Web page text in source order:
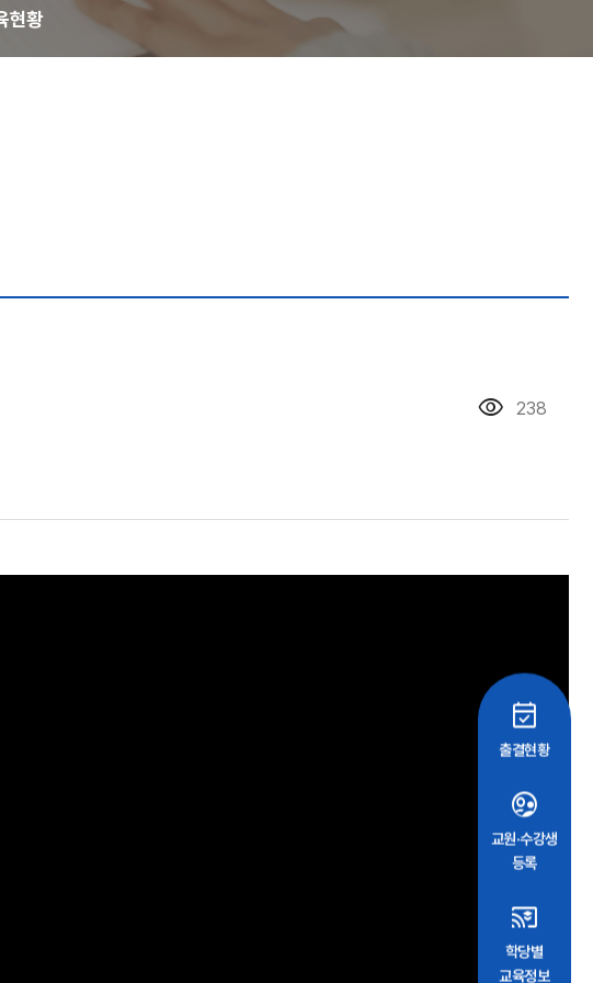
현황
visibility 238
event_available
출결현황
supervised_user_circle
교원·수강생
등록
cast_for_education
학당별
교육정보